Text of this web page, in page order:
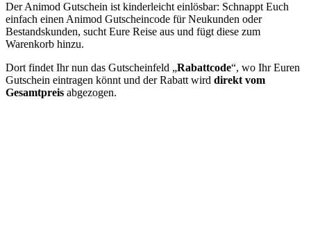
Der Animod Gutschein ist kinderleicht einlösbar: Schnappt Euch
einfach einen Animod Gutscheincode für Neukunden oder
Bestandskunden, sucht Eure Reise aus und fügt diese zum
Warenkorb hinzu.
Dort findet Ihr nun das Gutscheinfeld „Rabattcode“, wo Ihr Euren
Gutschein eintragen könnt und der Rabatt wird direkt vom
Gesamtpreis abgezogen.